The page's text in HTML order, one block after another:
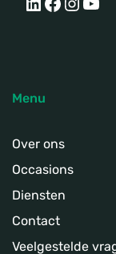
Menu
Over ons
Occasions
Diensten
Contact
Veelgestelde